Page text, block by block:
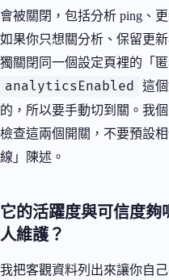
會被關閉，包括分析 ping、
如果你只想關分析、保留更
獨關閉同一個設定頁裡的「
analyticsEnabled
這
的，所以要手動切到關。我
檢查這兩個開關，不要預設
線」陳述。
它的活躍度與可信度夠
人維護？
我把客觀資料列出來讓你自己